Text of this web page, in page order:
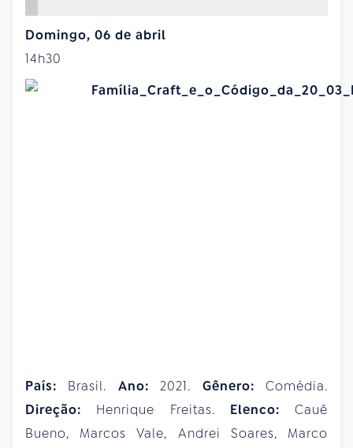
Domingo, 06 de abril
14h30
País: Brasil. Ano:2021. Gênero:Comédia.
Direção: Henrique Freitas. Elenco: Cauê
Bueno, Marcos Vale, Andrei Soares, Marco